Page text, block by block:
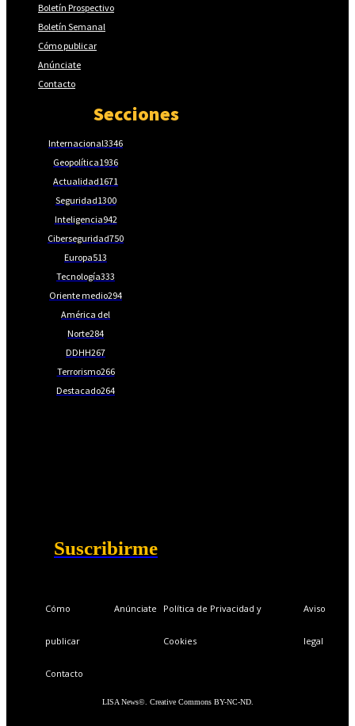
Boletín Prospectivo
Boletín Semanal
Cómo publicar
Anúnciate
Contacto
Secciones
Internacional3346
Geopolítica1936
Actualidad1671
Seguridad1300
Inteligencia942
Ciberseguridad750
Europa513
Tecnología333
Oriente medio294
América del
Norte284
DDHH267
Terrorismo266
Destacado264
Suscribirme
Cómo
publicar
Anúnciate Política de Privacidad y
Cookies
Aviso
legal
Contacto
LISA News©. Creative Commons BY-NC-ND.